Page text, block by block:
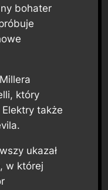
bohater
który
Elektry także
ukazał
w której